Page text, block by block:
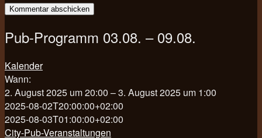
Pub-Programm 03.08. – 09.08.
Kalender
Wann:
2. August 2025 um 20:00 – 3. August 2025 um 1:00
2025-08-02T20:00:00+02:00
2025-08-03T01:00:00+02:00
City-Pub-Veranstaltungen